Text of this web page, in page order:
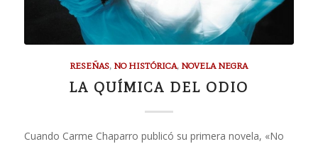
RESEÑAS, NO HISTÓRICA, NOVELA NEGRA
LA QUÍMICA DEL ODIO
Cuando Carme Chaparro publicó su primera novela, «No